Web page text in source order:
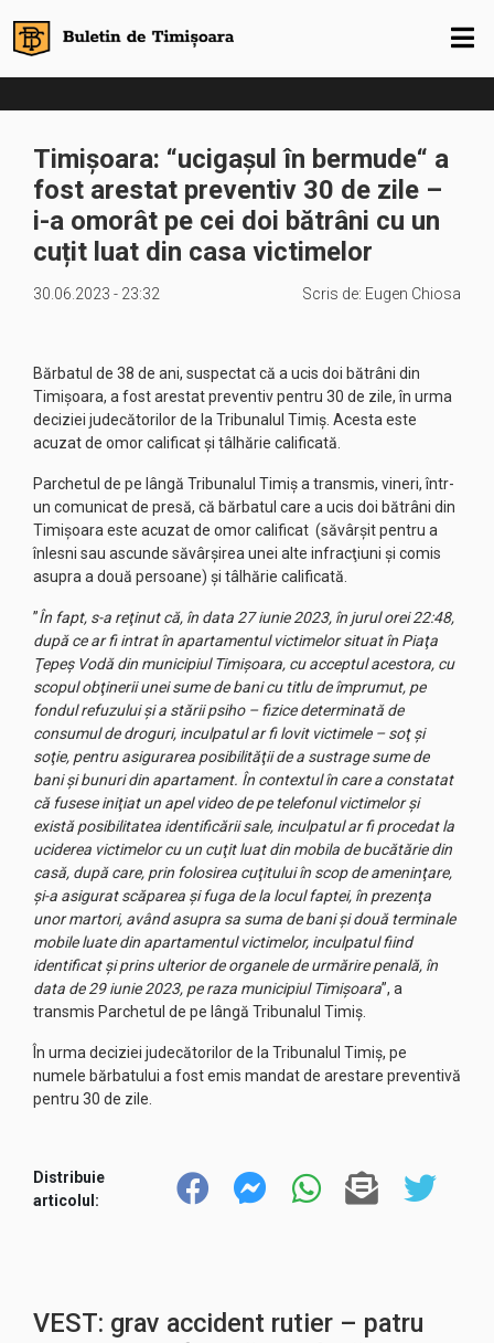
Timișoara: “ucigașul în bermude“ a
fost arestat preventiv 30 de zile –
i-a omorât pe cei doi bătrâni cu un
cuțit luat din casa victimelor
30.06.2023 - 23:32 Scris de: Eugen Chiosa
Bărbatul de 38 de ani, suspectat că a ucis doi bătrâni din
Timişoara, a fost arestat preventiv pentru 30 de zile, în urma
deciziei judecătorilor de la Tribunalul Timiş. Acesta este
acuzat de omor calificat şi tâlhărie calificată.
Parchetul de pe lângă Tribunalul Timiş a transmis, vineri, într-
un comunicat de presă, că bărbatul care a ucis doi bătrâni din
Timişoara este acuzat de omor calificat (săvârşit pentru a
înlesni sau ascunde săvârşirea unei alte infracţiuni şi comis
asupra a două persoane) şi tâlhărie calificată.
”În fapt, s-a reţinut că, în data 27 iunie 2023, în jurul orei 22:48,
după ce ar fi intrat în apartamentul victimelor situat în Piaţa
Ţepeş Vodă din municipiul Timişoara, cu acceptul acestora, cu
scopul obţinerii unei sume de bani cu titlu de împrumut, pe
fondul refuzului şi a stării psiho – fizice determinată de
consumul de droguri, inculpatul ar fi lovit victimele – soţ şi
soţie, pentru asigurarea posibilităţii de a sustrage sume de
bani şi bunuri din apartament. În contextul în care a constatat
că fusese iniţiat un apel video de pe telefonul victimelor şi
există posibilitatea identificării sale, inculpatul ar fi procedat la
uciderea victimelor cu un cuţit luat din mobila de bucătărie din
casă, după care, prin folosirea cuţitului în scop de ameninţare,
şi-a asigurat scăparea şi fuga de la locul faptei, în prezenţa
unor martori, având asupra sa suma de bani şi două terminale
mobile luate din apartamentul victimelor, inculpatul fiind
identificat şi prins ulterior de organele de urmărire penală, în
data de 29 iunie 2023, pe raza municipiul Timişoara”, a
transmis Parchetul de pe lângă Tribunalul Timiş.
În urma deciziei judecătorilor de la Tribunalul Timiş, pe
numele bărbatului a fost emis mandat de arestare preventivă
pentru 30 de zile.
Distribuie
articolul:
VEST: grav accident rutier – patru